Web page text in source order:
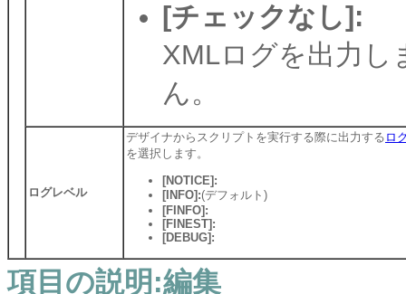
[チェックなし]:
XMLログを出力し
ん。
ログレベル
デザイナからスクリプトを実行する際に出力する ロ
を選択します。
[NOTICE]:
[INFO]:(デフォルト)
[FINFO]:
[FINEST]:
[DEBUG]:
項目の説明:編集